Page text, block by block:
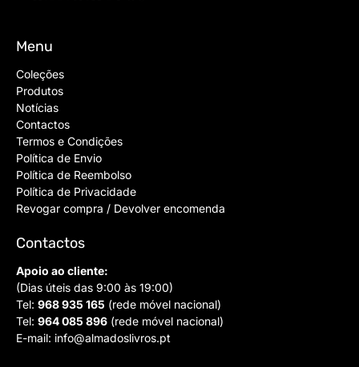
Menu
Coleções
Produtos
Notícias
Contactos
Termos e Condições
Política de Envio
Política de Reembolso
Política de Privacidade
Revogar compra / Devolver encomenda
Contactos
Apoio ao cliente:
(Dias úteis das 9:00 às 19:00)
Tel: 968 935 165 (rede móvel nacional)
Tel: 964 085 896 (rede móvel nacional)
E-mail: info@almadoslivros.pt